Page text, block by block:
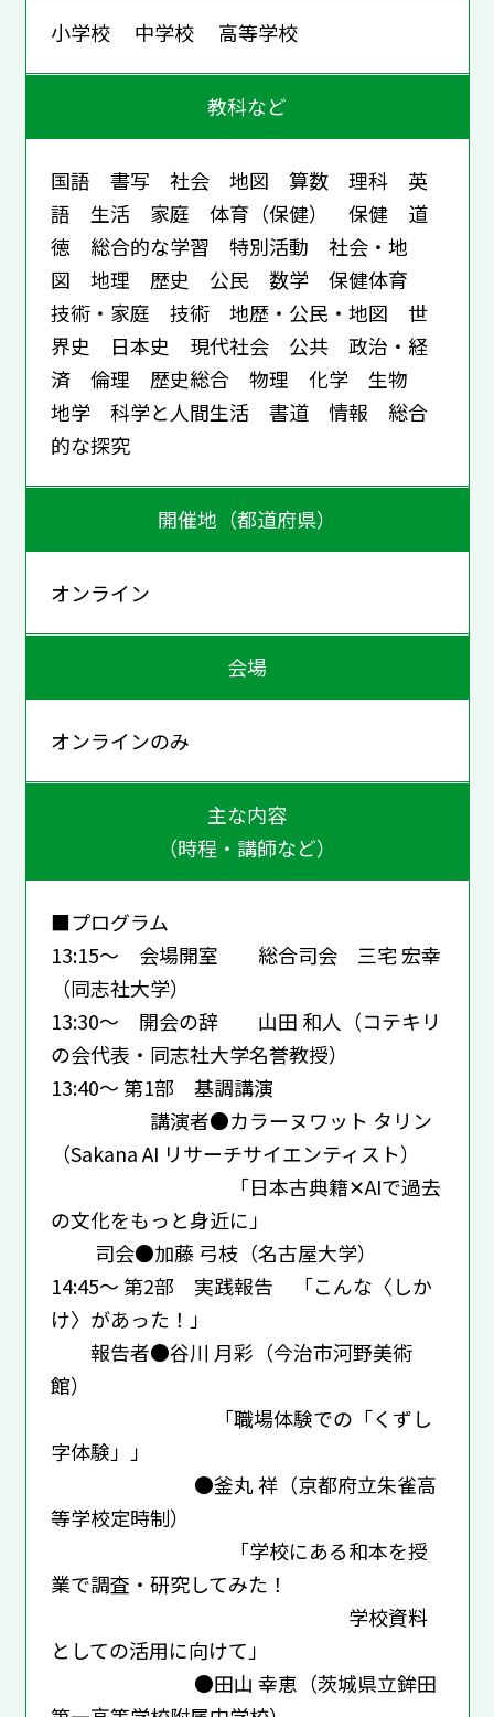
小学校 中学校 高等学校
教科など
国語 書写 社会 地図 算数 理科 英
語 生活 家庭 体育（保健） 保健 道
徳 総合的な学習 特別活動 社会・地
図 地理 歴史 公民 数学 保健体育
技術・家庭 技術 地歴・公民・地図 世
界史 日本史 現代社会 公共 政治・経
済 倫理 歴史総合 物理 化学 生物
地学 科学と人間生活 書道 情報 総合
的な探究
開催地（都道府県）
オンライン
会場
オンラインのみ
主な内容
（時程・講師など）
■プログラム
13:15～ 会場開室 総合司会 三宅 宏幸
（同志社大学）
13:30～ 開会の辞 山田 和人（コテキリ
の会代表・同志社大学名誉教授）
13:40～ 第1部 基調講演
講演者●カラーヌワット タリン
（Sakana AI リサーチサイエンティスト）
「日本古典籍✕AIで過去
の文化をもっと身近に」
司会●加藤 弓枝（名古屋大学）
​14:45～ 第2部 実践報告 「こんな〈しか
け〉があった！」
報告者●谷川 月彩（今治市河野美術
館）
「職場体験での「くずし
字体験」」
●釜丸 祥（京都府立朱雀高
等学校定時制）
「学校にある和本を授
業で調査・研究してみた！
――学校資料
としての活用に向けて」
●田山 幸恵（茨城県立鉾田